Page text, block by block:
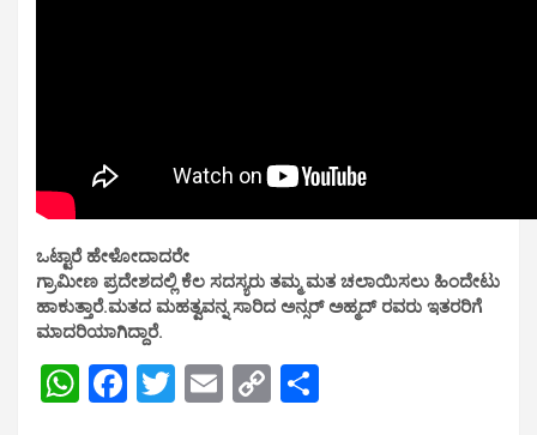
ಒಟ್ಟಾರೆ ಹೇಳೋದಾದರೇ
ಗ್ರಾಮೀಣ ಪ್ರದೇಶದಲ್ಲಿ ಕೆಲ ಸದಸ್ಯರು ತಮ್ಮ ಮತ ಚಲಾಯಿಸಲು ಹಿಂದೇಟು
ಹಾಕುತ್ತಾರೆ.ಮತದ ಮಹತ್ವವನ್ನ ಸಾರಿದ ಅನ್ಸರ್ ಅಹ್ಮದ್ ರವರು ಇತರರಿಗೆ
ಮಾದರಿಯಾಗಿದ್ದಾರೆ.
W F
T
E
C